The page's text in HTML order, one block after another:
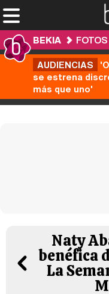
BEKIA FOTOS
AUDIENCIAS
se estrena
más que uno'
Naty
benéfica
La